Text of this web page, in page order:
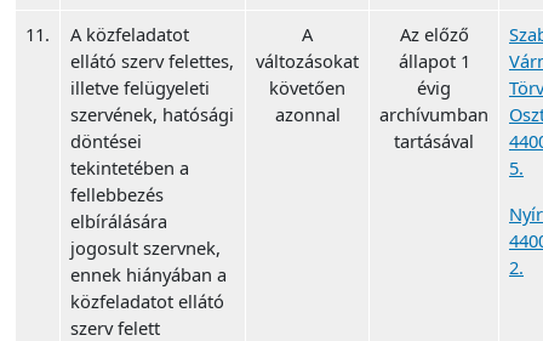
11.
A közfeladatot
ellátó szerv felettes,
illetve felügyeleti
szervének, hatósági
döntései
tekintetében a
fellebbezés
elbírálására
jogosult szervnek,
ennek hiányában a
közfeladatot ellátó
szerv felett
A
változásokat
követően
azonnal
Az előző
állapot 1
évig
archívumban
tartásával
5.
2.